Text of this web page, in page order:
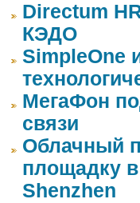
Directum
КЭДО
SimpleOne
МегаФон
связи
Облачный
площадку в
Shenzhen